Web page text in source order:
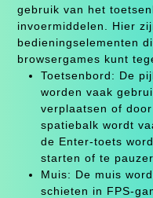
gebruik van het
invoermiddelen. Hier
bedieningselementen
browsergames kunt
Toetsenbord: De
worden vaak
verplaatsen of
spatiebalk wordt
de Enter-toets
starten of te
Muis: De muis
schieten in FPS-